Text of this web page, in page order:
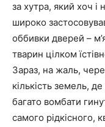
за хутра, який хоч
широко
оббивки дверей –
тварин цілком
Зараз, на жаль,
кількість земель,
багато вомбати
самого рідкісного,